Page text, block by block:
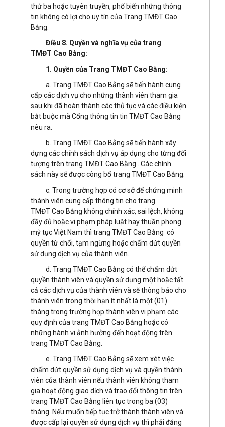
thứ ba hoặc tuyên truyền, phổ biến những thông
tin không có lợi cho uy tín của Trang TMĐT Cao
Bằng.
Điều 8. Quyền và nghĩa vụ của trang
TMĐT Cao Bằng:
1. Quyền của Trang TMĐT Cao Bằng:
a. Trang TMĐT Cao Bằng sẽ tiến hành cung
cấp các dịch vụ cho những thành viên tham gia
sau khi đã hoàn thành các thủ tục và các điều kiện
bắt buộc mà Cổng thông tin tin TMĐT Cao Bằng
nêu ra.
b. Trang TMĐT Cao Bằng sẽ tiến hành xây
dựng các chính sách dịch vụ áp dụng cho từng đối
tượng trên trang TMĐT Cao Bằng . Các chính
sách này sẽ được công bố trang TMĐT Cao Bằng.
c. Trong trường hợp có cơ sở để chứng minh
thành viên cung cấp thông tin cho trang
TMĐT Cao Bằng không chính xác, sai lệch, không
đầy đủ hoặc vi phạm pháp luật hay thuần phong
mỹ tục Việt Nam thì trang TMĐT Cao Bằng có
quyền từ chối, tạm ngừng hoặc chấm dứt quyền
sử dụng dịch vụ của thành viên.
d. Trang TMĐT Cao Bằng có thể chấm dứt
quyền thành viên và quyền sử dụng một hoặc tất
cả các dịch vụ của thành viên và sẽ thông báo cho
thành viên trong thời hạn ít nhất là một (01)
tháng trong trường hợp thành viên vi phạm các
quy định của trang TMĐT Cao Bằng hoặc có
những hành vi ảnh hưởng đến hoạt động trên
trang TMĐT Cao Bằng.
e. Trang TMĐT Cao Bằng sẽ xem xét việc
chấm dứt quyền sử dụng dịch vụ và quyền thành
viên của thành viên nếu thành viên không tham
gia hoạt động giao dịch và trao đổi thông tin trên
trang TMĐT Cao Bằng liên tục trong ba (03)
tháng. Nếu muốn tiếp tục trở thành thành viên và
được cấp lại quyền sử dụng dịch vụ thì phải đăng